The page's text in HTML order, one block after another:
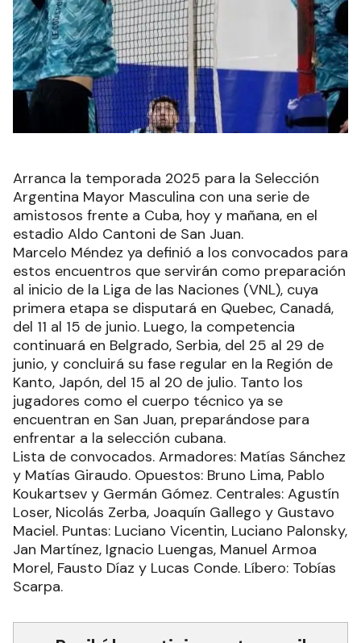
Arranca la temporada 2025 para la Selección
Argentina Mayor Masculina con una serie de
amistosos frente a Cuba, hoy y mañana, en el
estadio Aldo Cantoni de San Juan.
Marcelo Méndez ya definió a los convocados para
estos encuentros que servirán como preparación
al inicio de la Liga de las Naciones (VNL), cuya
primera etapa se disputará en Quebec, Canadá,
del 11 al 15 de junio. Luego, la competencia
continuará en Belgrado, Serbia, del 25 al 29 de
junio, y concluirá su fase regular en la Región de
Kanto, Japón, del 15 al 20 de julio. Tanto los
jugadores como el cuerpo técnico ya se
encuentran en San Juan, preparándose para
enfrentar a la selección cubana.
Lista de convocados. Armadores: Matías Sánchez
y Matías Giraudo. Opuestos: Bruno Lima, Pablo
Koukartsev y Germán Gómez. Centrales: Agustín
Loser, Nicolás Zerba, Joaquín Gallego y Gustavo
Maciel. Puntas: Luciano Vicentin, Luciano Palonsky,
Jan Martínez, Ignacio Luengas, Manuel Armoa
Morel, Fausto Díaz y Lucas Conde. Líbero: Tobías
Scarpa.